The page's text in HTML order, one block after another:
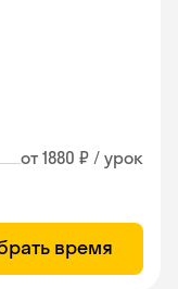
от 1880 ₽ / урок
время